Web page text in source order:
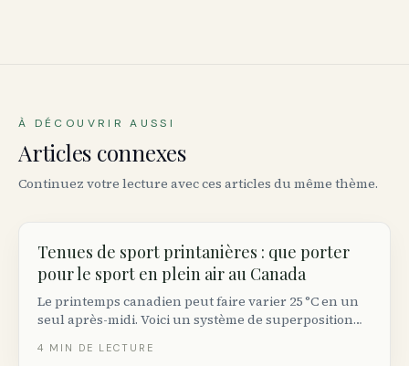
À DÉCOUVRIR AUSSI
Articles connexes
Continuez votre lecture avec ces articles du même thème.
Tenues de sport printanières : que porter
pour le sport en plein air au Canada
Le printemps canadien peut faire varier 25 °C en un
seul après-midi. Voici un système de superposition
et le yoga extérieur — plus les marques canadiennes
4 MIN DE LECTURE